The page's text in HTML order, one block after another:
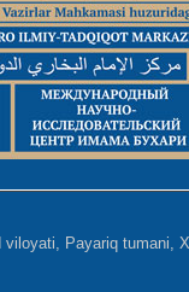
viloyati, Payariq tumani,